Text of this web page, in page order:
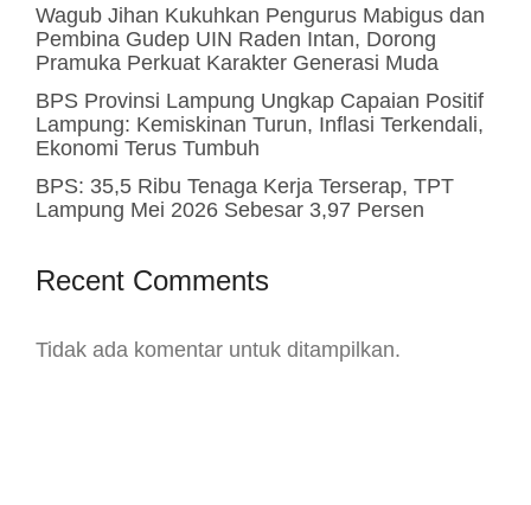
Wagub Jihan Kukuhkan Pengurus Mabigus dan
Pembina Gudep UIN Raden Intan, Dorong
Pramuka Perkuat Karakter Generasi Muda
BPS Provinsi Lampung Ungkap Capaian Positif
Lampung: Kemiskinan Turun, Inflasi Terkendali,
Ekonomi Terus Tumbuh
BPS: 35,5 Ribu Tenaga Kerja Terserap, TPT
Lampung Mei 2026 Sebesar 3,97 Persen
Recent Comments
Tidak ada komentar untuk ditampilkan.